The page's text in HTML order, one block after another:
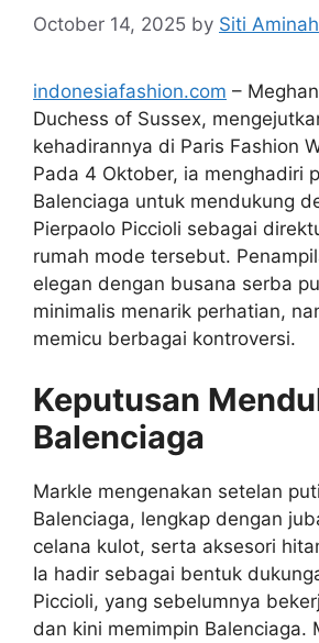
October 14, 2025 by Siti Aminah
indonesiafashion.com –
Duchess of Sussex,
kehadirannya di Paris Fashion
Pada 4 Oktober, ia menghadiri
Balenciaga untuk mendukung
Pierpaolo Piccioli sebagai
rumah mode tersebut.
elegan dengan busana serba
minimalis menarik perhatian,
memicu berbagai kontroversi.
Keputusan
Balenciaga
Markle mengenakan setelan
Balenciaga, lengkap dengan
celana kulot, serta aksesori
Ia hadir sebagai bentuk
Piccioli, yang sebelumnya
dan kini memimpin Balenciaga.